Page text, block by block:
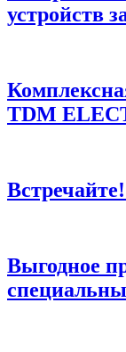
устройств
TDM
Выгодное